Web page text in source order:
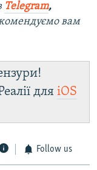
Telegram,
вам
для iOS
Follow us